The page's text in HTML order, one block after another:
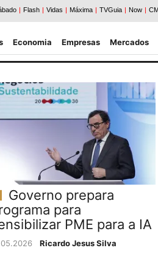
Economia Empresas Mercados
Governo prepara
para
PME para a IA
Ricardo Jesus Silva